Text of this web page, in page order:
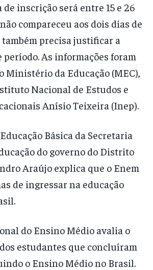
de inscrição será entre 15 e 26
compareceu aos dois dias de
também precisa justificar a
período. As informações foram
Ministério da Educação (MEC),
Nacional de Estudos e
Anísio Teixeira (Inep).
Básica da Secretaria
do governo do Distrito
Araújo explica que o Enem
de ingressar na educação
do Ensino Médio avalia o
estudantes que concluíram
o Ensino Médio no Brasil.